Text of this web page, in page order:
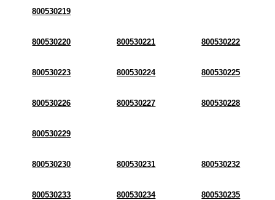
800530219
800530220 800530221 800530222
800530223 800530224 800530225
800530226 800530227 800530228
800530229
800530230 800530231 800530232
800530233 800530234 800530235